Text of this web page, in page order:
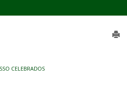
CELEBRADOS